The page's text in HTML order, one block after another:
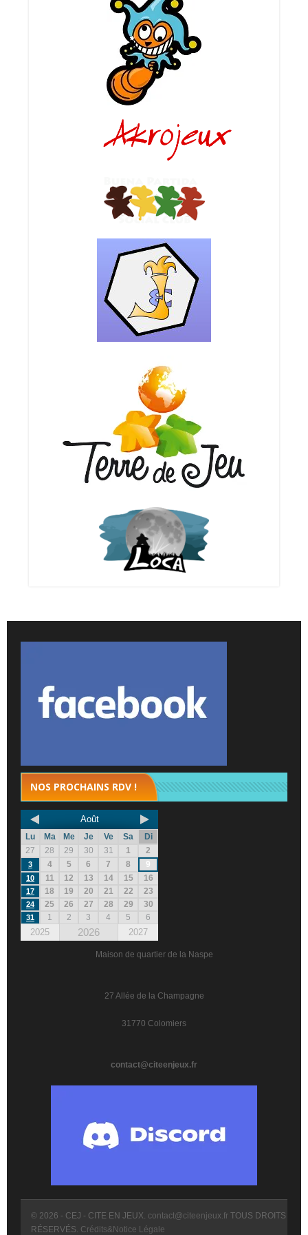
NOS PROCHAINS RDV !
Août
Lu Ma Me Je Ve Sa
Di
27
28 29 30 31 1 2
3 4 5 6 7 8 9
10 11 12 13 14 15 16
17 18 19 20 21 22 23
24 25 26 27 28 29 30
31 1 2 3 4 5 6
2025 2026 2027
Maison de quartier de la Naspe
27 Allée de la Champagne
31770 Colomiers
contact@citeenjeux.fr
© 2026 - CEJ - CITE EN JEUX. contact@citeenjeux.fr TOUS DROITS
RÉSERVÉS. Crédits&Notice Légale